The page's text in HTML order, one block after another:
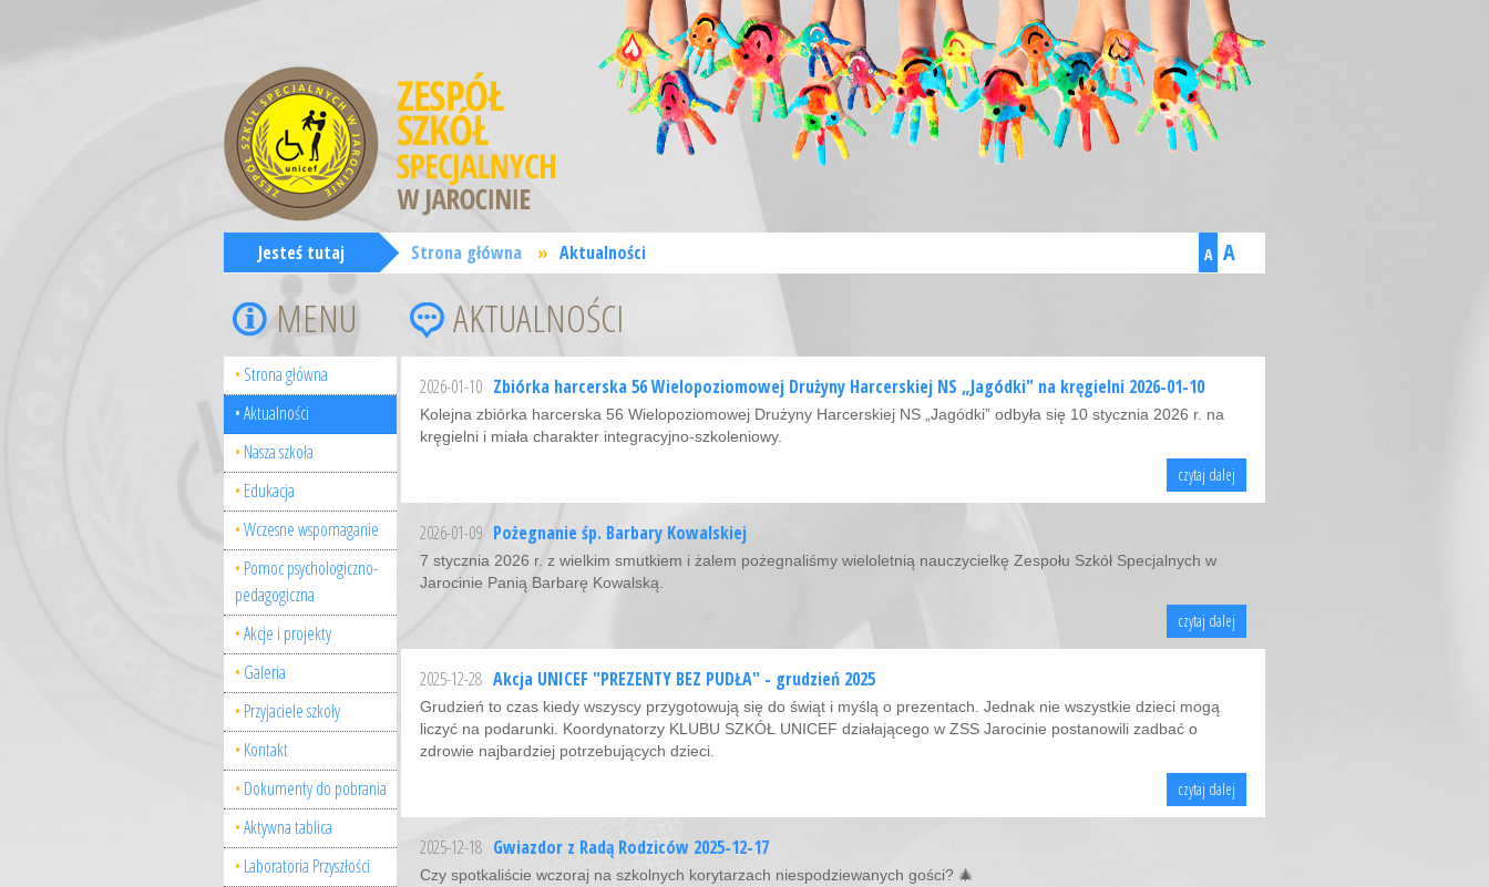
Jesteś tutaj Strona główna » Aktualności A A
MENU
Strona główna
Aktualności
Nasza szkoła
Edukacja
Wczesne wspomaganie
Pomoc psychologiczno-
pedagogiczna
Akcje i projekty
Galeria
Przyjaciele szkoły
Kontakt
Dokumenty do pobrania
Aktywna tablica
Laboratoria Przyszłości
AKTUALNOŚCI
2026-01-10 Zbiórka harcerska 56 Wielopoziomowej Drużyny Harcerskiej NS „Jagódki" na kręgielni 2026-01-10
Kolejna zbiórka harcerska 56 Wielopoziomowej Drużyny Harcerskiej NS „Jagódki” odbyła się 10 stycznia 2026 r. na
kręgielni i miała charakter integracyjno-szkoleniowy.
czytaj dalej
2026-01-09 Pożegnanie śp. Barbary Kowalskiej
7 stycznia 2026 r. z wielkim smutkiem i żalem pożegnaliśmy wieloletnią nauczycielkę Zespołu Szkół Specjalnych w
Jarocinie Panią Barbarę Kowalską.
czytaj dalej
2025-12-28 Akcja UNICEF "PREZENTY BEZ PUDŁA" - grudzień 2025
Grudzień to czas kiedy wszyscy przygotowują się do świąt i myślą o prezentach. Jednak nie wszystkie dzieci mogą
liczyć na podarunki. Koordynatorzy KLUBU SZKÓŁ UNICEF działającego w ZSS Jarocinie postanowili zadbać o
zdrowie najbardziej potrzebujących dzieci.
czytaj dalej
2025-12-18 Gwiazdor z Radą Rodziców 2025-12-17
Czy spotkaliście wczoraj na szkolnych korytarzach niespodziewanych gości? 🎄